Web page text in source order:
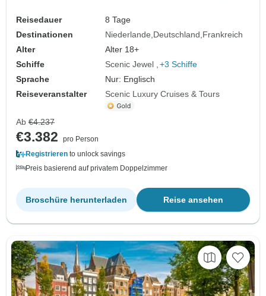
Reisedauer
8 Tage
Destinationen
Niederlande Deutschland Frankreich
Alter
Alter 18+
Schiffe
Scenic Jewel
+3 Schiffe
Sprache
Nur: Englisch
Reiseveranstalter
Scenic Luxury Cruises & Tours
Ab €4.237
€3.382
pro Person
Registrieren to unlock savings
Preis basierend auf privatem Doppelzimmer
Reise ansehen
Broschüre herunterladen